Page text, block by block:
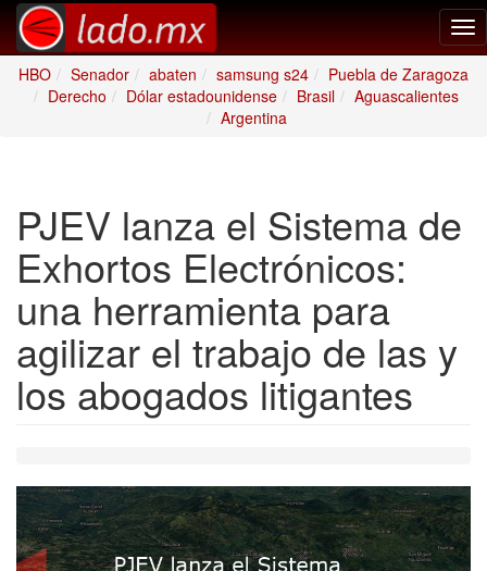
HBO
Senador abaten samsung s24
Puebla de Zaragoza
Derecho
Dólar estadounidense Brasil
Aguascalientes
Argentina
PJEV lanza el Sistema de
Exhortos Electrónicos:
una herramienta para
agilizar el trabajo de las y
los abogados litigantes